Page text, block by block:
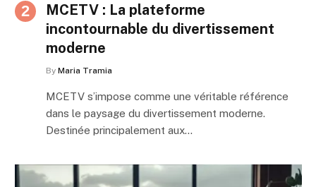
MCETV : La plateforme
incontournable du divertissement
moderne
By Maria Tramia
MCETV s’impose comme une véritable référence
dans le paysage du divertissement moderne.
Destinée principalement aux…